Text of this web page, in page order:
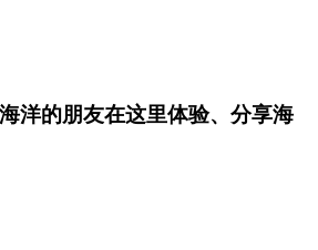
洋的朋友在这里体验、分享海